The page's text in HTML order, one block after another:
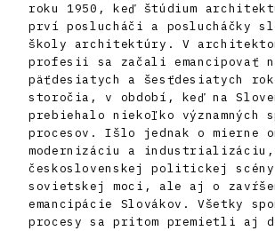
roku 1950, keď štúdium
prví poslucháči a poslucháčky
školy architektúry. V
profesii sa začali emancipovať
päťdesiatych a šesťdesiatych
storočia, v období, keď na
prebiehalo niekoľko významných
procesov. Išlo jednak o mierne
modernizáciu a industrializáciu,
československej politickej
sovietskej moci, ale aj o
emancipácie Slovákov. Všetky
procesy sa pritom premietli aj